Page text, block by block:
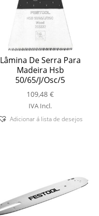
Lâmina De Serra Para
Madeira Hsb
50/65/J/Osc/5
109,48€
IVA Incl.
Adicionar á lista de desejos